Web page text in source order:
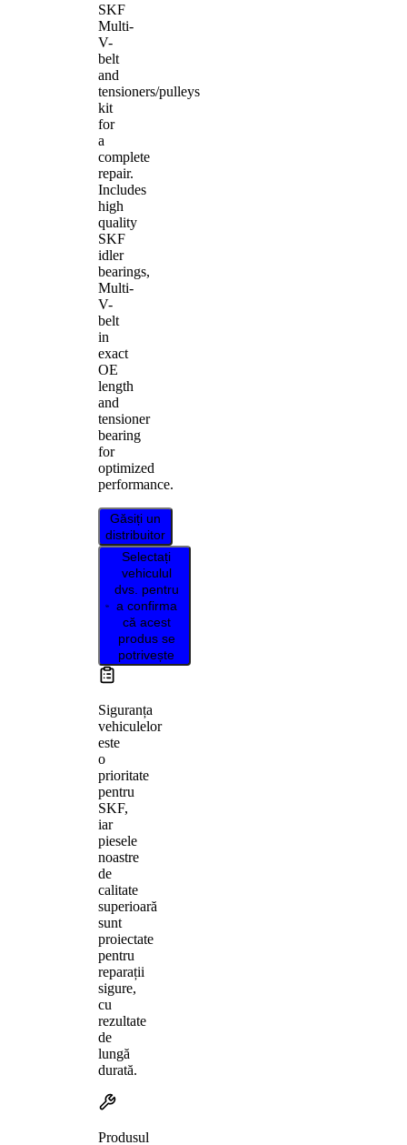
SKF
Multi-
V-
belt
and
tensioners/pulleys
kit
for
a
complete
repair.
Includes
high
quality
SKF
idler
bearings,
Multi-
V-
belt
in
exact
OE
length
and
tensioner
bearing
for
optimized
performance.
Găsiți un
distribuitor
Selectați
vehiculul
dvs. pentru
a confirma
că acest
produs se
potrivește
Siguranța
vehiculelor
este
o
prioritate
pentru
SKF,
iar
piesele
noastre
de
calitate
superioară
sunt
proiectate
pentru
reparații
sigure,
cu
rezultate
de
lungă
durată.
Produsul